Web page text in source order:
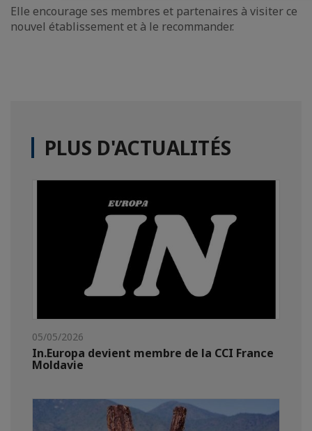
Elle encourage ses membres et partenaires à visiter ce
nouvel établissement et à le recommander.
PLUS D'ACTUALITÉS
05/05/2026
In.Europa devient membre de la CCI France
Moldavie